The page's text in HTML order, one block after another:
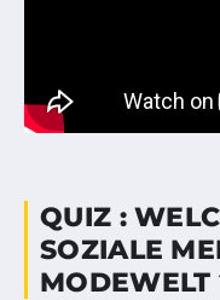
QUIZ :
SOZIALE
MODEWELT